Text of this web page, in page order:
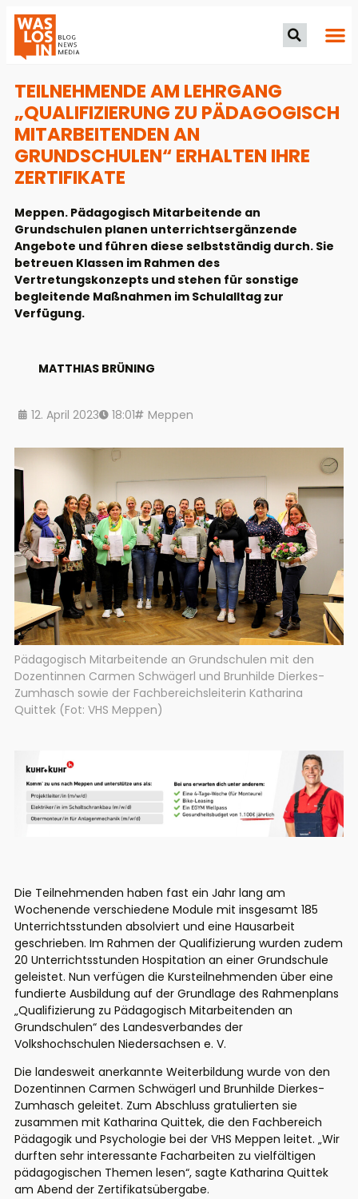
TEILNEHMENDE AM LEHRGANG
„QUALIFIZIERUNG ZU PÄDAGOGISCH
MITARBEITENDEN AN
GRUNDSCHULEN“ ERHALTEN IHRE
ZERTIFIKATE
Meppen. Pädagogisch Mitarbeitende an
Grundschulen planen unterrichtsergänzende
Angebote und führen diese selbstständig durch. Sie
betreuen Klassen im Rahmen des
Vertretungskonzepts und stehen für sonstige
begleitende Maßnahmen im Schulalltag zur
Verfügung.
MATTHIAS BRÜNING
12. April 2023 18:01 Meppen
Pädagogisch Mitarbeitende an Grundschulen mit den
Dozentinnen Carmen Schwägerl und Brunhilde Dierkes-
Zumhasch sowie der Fachbereichsleiterin Katharina
Quittek (Fot: VHS Meppen)
Die Teilnehmenden haben fast ein Jahr lang am
Wochenende verschiedene Module mit insgesamt 185
Unterrichtsstunden absolviert und eine Hausarbeit
geschrieben. Im Rahmen der Qualifizierung wurden zudem
20 Unterrichtsstunden Hospitation an einer Grundschule
geleistet. Nun verfügen die Kursteilnehmenden über eine
fundierte Ausbildung auf der Grundlage des Rahmenplans
„Qualifizierung zu Pädagogisch Mitarbeitenden an
Grundschulen“ des Landesverbandes der
Volkshochschulen Niedersachsen e. V.
Die landesweit anerkannte Weiterbildung wurde von den
Dozentinnen Carmen Schwägerl und Brunhilde Dierkes-
Zumhasch geleitet. Zum Abschluss gratulierten sie
zusammen mit Katharina Quittek, die den Fachbereich
Pädagogik und Psychologie bei der VHS Meppen leitet. „Wir
durften sehr interessante Facharbeiten zu vielfältigen
pädagogischen Themen lesen“, sagte Katharina Quittek
am Abend der Zertifikatsübergabe.